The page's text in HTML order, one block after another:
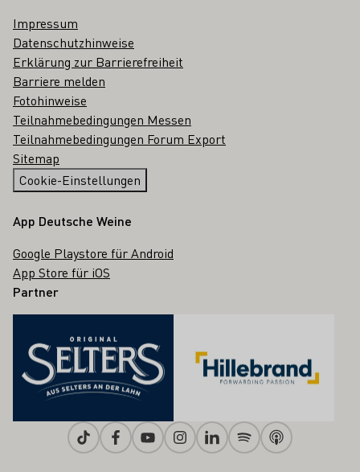
Impressum
Datenschutzhinweise
Erklärung zur Barrierefreiheit
Barriere melden
Fotohinweise
Teilnahmebedingungen Messen
Teilnahmebedingungen Forum Export
Sitemap
Cookie-Einstellungen
App Deutsche Weine
Google Playstore für Android
App Store für iOS
Partner
TiktokFacebookYoutubeInstagramLinkedinSpotifyApple